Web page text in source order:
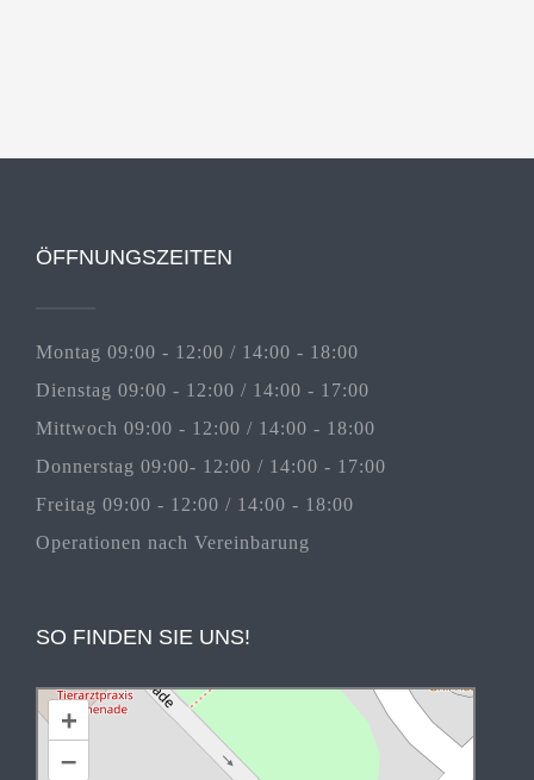
ÖFFNUNGSZEITEN
Montag 09:00 - 12:00 / 14:00 - 18:00
Dienstag 09:00 - 12:00 / 14:00 - 17:00
Mittwoch 09:00 - 12:00 / 14:00 - 18:00
Donnerstag 09:00- 12:00 / 14:00 - 17:00
Freitag 09:00 - 12:00 / 14:00 - 18:00
Operationen nach Vereinbarung
SO FINDEN SIE UNS!
+
–